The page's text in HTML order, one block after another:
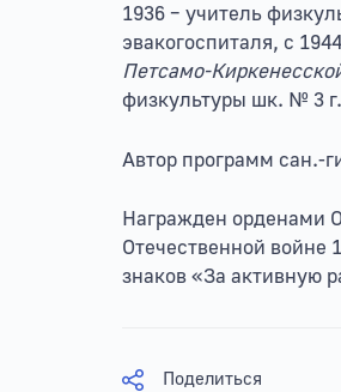
1936 – учитель
эвакогoспиталя, с
Петсамо-
физкультуры шк. № 3 г.
Автор программ сан.-
Награжден орденами
Отечественной войне
знаков «За активную
Поделиться